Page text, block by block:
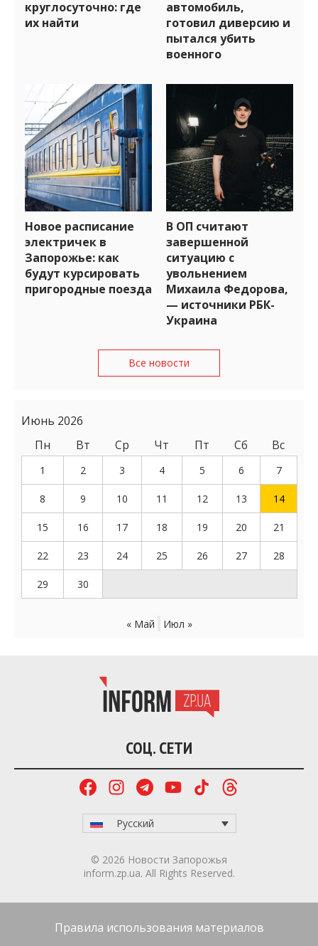
круглосуточно: где
их найти
автомобиль,
готовил диверсию и
пытался убить
военного
Новое расписание
электричек в
Запорожье: как
будут курсировать
пригородные поезда
В ОП считают
завершенной
ситуацию с
увольнением
Михаила Федорова,
— источники РБК-
Украина
Все новости
Июнь 2026
Пн
Вт Ср Чт Пт Сб Вс
1 2 3 4 5 6 7
8 9 10 11 12 13 14
15 16 17 18 19 20 21
22 23 24 25 26 27 28
29 30
« Май Июл »
СОЦ. СЕТИ
Русский
© 2026 Новости Запорожья
inform.zp.ua. All Rights Reserved.
Правила использования материалов